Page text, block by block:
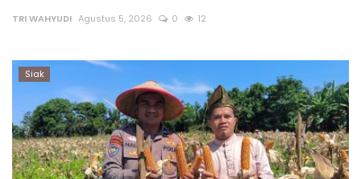
TRI WAHYUDI Agustus 5, 2026 0 12
Siak